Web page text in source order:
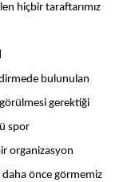
hiçbir taraftarımız
bulunulan
gerektiği
spor
organizasyon
daha önce görmemiz